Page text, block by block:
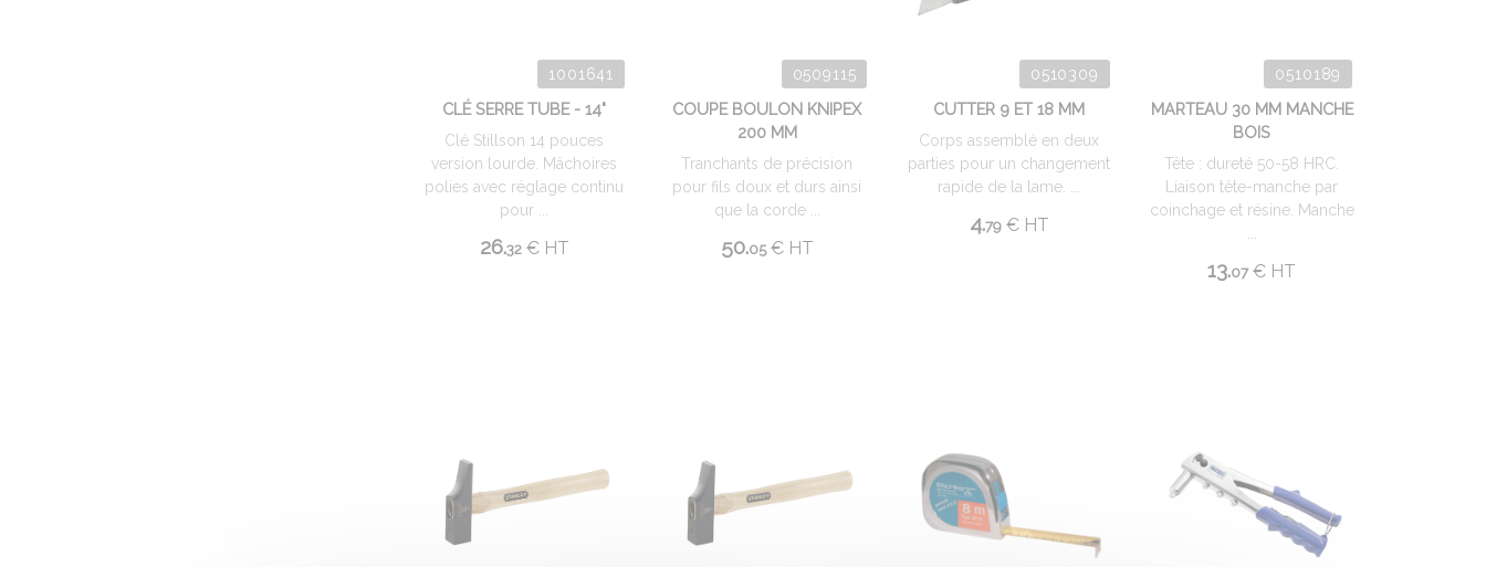
1001641
CLÉ SERRE TUBE - 14"
Clé Stillson 14 pouces
version lourde. Mâchoires
polies avec réglage continu
pour ...
26.32 €HT
0509115
COUPE BOULON KNIPEX
200 MM
Tranchants de précision
pour fils doux et durs ainsi
que la corde ...
50.05 €HT
0510309
CUTTER 9 ET 18 MM
Corps assemblé en deux
parties pour un changement
rapide de la lame. ...
4.79 €HT
0510189
MARTEAU 30 MM MANCHE
BOIS
Tête : dureté 50-58 HRC.
Liaison tête-manche par
coinchage et résine. Manche
13.07 € HT